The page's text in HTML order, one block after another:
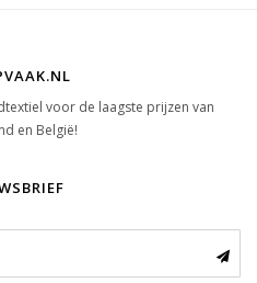
voor de laagste prijzen van
en België!